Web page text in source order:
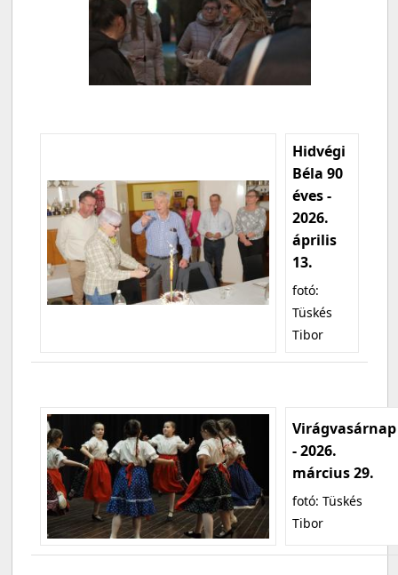
Hidvégi
Béla 90
éves -
2026.
április
13.
fotó:
Tüskés
Tibor
Virágvasárnap
- 2026.
március 29.
fotó: Tüskés
Tibor